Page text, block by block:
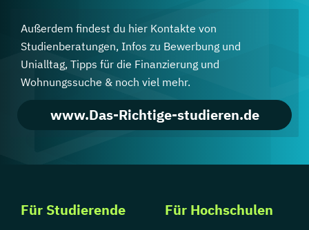
Außerdem findest du hier Kontakte von
Studienberatungen, Infos zu Bewerbung und
Unialltag, Tipps für die Finanzierung und
Wohnungssuche & noch viel mehr.
www.Das-Richtige-studieren.de
Für Studierende Für Hochschulen